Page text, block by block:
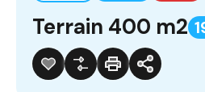
Terrain 400 m2